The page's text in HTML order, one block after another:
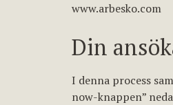
www.arbesko.com
Din
I denna process
now-knappen”